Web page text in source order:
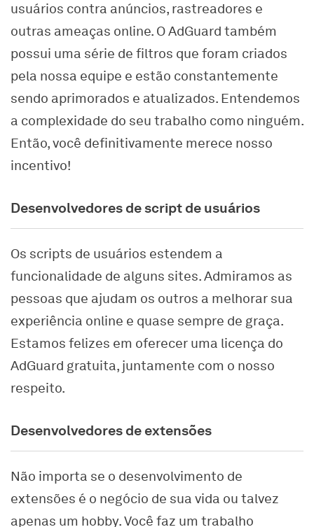
usuários contra anúncios, rastreadores e
outras ameaças online. O AdGuard também
possui uma série de filtros que foram criados
pela nossa equipe e estão constantemente
sendo aprimorados e atualizados. Entendemos
a complexidade do seu trabalho como ninguém.
Então, você definitivamente merece nosso
incentivo!
Desenvolvedores de script de usuários
Os scripts de usuários estendem a
funcionalidade de alguns sites. Admiramos as
pessoas que ajudam os outros a melhorar sua
experiência online e quase sempre de graça.
Estamos felizes em oferecer uma licença do
AdGuard gratuita, juntamente com o nosso
respeito.
Desenvolvedores de extensões
Não importa se o desenvolvimento de
extensões é o negócio de sua vida ou talvez
apenas um hobby. Você faz um trabalho